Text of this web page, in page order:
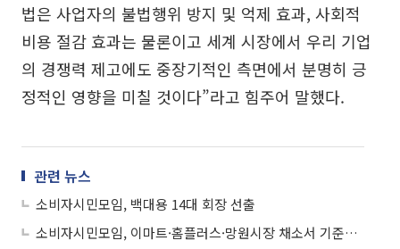
법은 사업자의 불법행위 방지 및 억제 효과, 사회적
비용 절감 효과는 물론이고 세계 시장에서 우리 기업
의 경쟁력 제고에도 중장기적인 측면에서 분명히 긍
정적인 영향을 미칠 것이다”라고 힘주어 말했다.
관련 뉴스
소비자시민모임, 백대용 14대 회장 선출
소비자시민모임, 이마트·홈플러스·망원시장 채소서 기준치 초과 농약 검출